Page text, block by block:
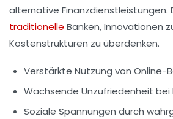
alternative Finanzdienstleistungen.
traditionelle Banken, Innovationen
Kostenstrukturen zu überdenken.
Verstärkte Nutzung von Online-
Wachsende Unzufriedenheit
Soziale Spannungen durch